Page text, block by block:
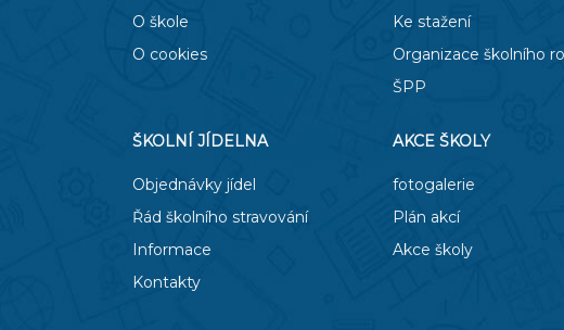
O škole
O cookies
Ke stažení
Organizace školního
ŠPP
ŠKOLNÍ JÍDELNA
Objednávky jídel
Řád školního stravování
Informace
Kontakty
AKCE ŠKOLY
fotogalerie
Plán akcí
Akce školy